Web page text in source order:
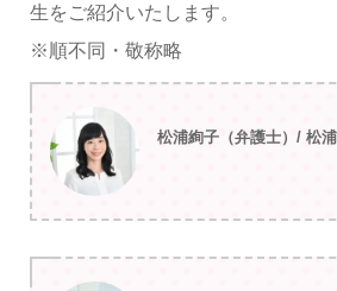
生をご紹介いたします。
※順不同・敬称略
松浦絢子（弁護士）/ 松